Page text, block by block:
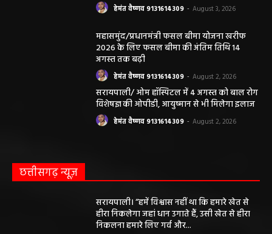
हेमंत वैष्णव 9131614309 - August 3, 2026
महासमुंद/प्रधानमंत्री फसल बीमा योजना खरीफ
2026 के लिए फसल बीमा की अंतिम तिथि 14
अगस्त तक बढ़ी
हेमंत वैष्णव 9131614309 - August 2, 2026
सरायपाली/ ओम हॉस्पिटल में 4 अगस्त को बाल रोग
विशेषज्ञ की ओपीडी, आयुष्मान से भी मिलेगा इलाज
हेमंत वैष्णव 9131614309 - August 2, 2026
छत्तीसगढ़ न्यूज़
सरायपाली। “हमें विश्वास नहीं था कि हमारे खेत से
हीरा निकलेगा जहां धान उगाते हैं, उसी खेत से हीरा
निकलना हमारे लिए गर्व और...